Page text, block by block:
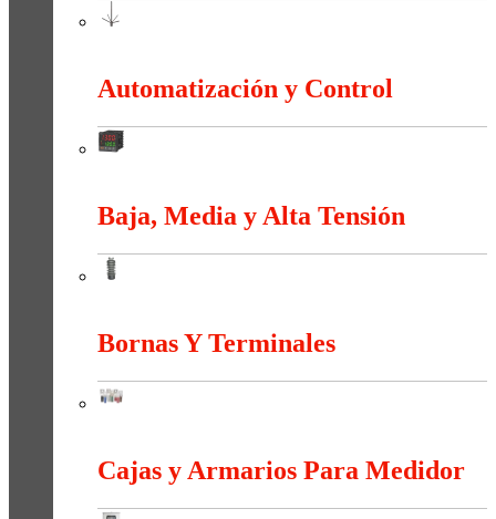
Automatización y Control
Baja, Media y Alta Tensión
Bornas Y Terminales
Cajas y Armarios Para Medidor